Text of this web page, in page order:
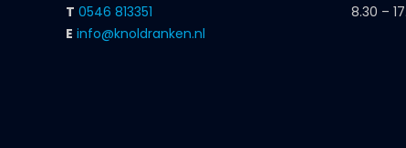
T 0546 813351
E info@knoldranken.nl
8.30 –